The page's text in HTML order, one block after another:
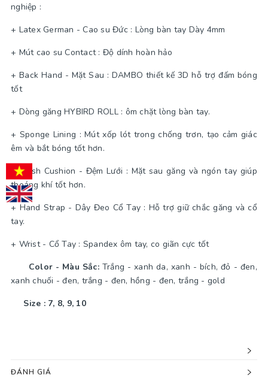
nghiệp :
+ Latex German - Cao su Đức : Lòng bàn tay Dày 4mm
+ Mút cao su Contact : Độ dính hoàn hảo
+ Back Hand - Mặt Sau : DAMBO thiết kế 3D hỗ trợ đấm bóng
tốt
+ Dòng găng HYBIRD ROLL : ôm chặt lòng bàn tay.
+ Sponge Lining : Mút xốp lót trong chống trơn, tạo cảm giác
êm và bắt bóng tốt hơn.
+ Mesh Cushion - Đệm Lưới : Mặt sau găng và ngón tay giúp
thoáng khí tốt hơn.
+ Hand Strap - Dây Đeo Cổ Tay : Hỗ trợ giữ chắc găng và cổ
tay.
+ Wrist - Cổ Tay : Spandex ôm tay, co giãn cực tốt
Color - Màu Sắc:Trắng - xanh da, xanh - bích, đỏ - đen,
xanh chuối - đen, trắng - đen, hồng - đen, trắng - gold
Size : 7, 8, 9, 10
ĐÁNH GIÁ